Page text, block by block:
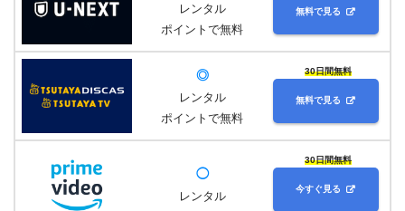
レンタル
ポイントで無料
無料で見る
◎
レンタル
ポイントで無料
30日間無料
無料で見る
◯
レンタル
30日間無料
今すぐ見る